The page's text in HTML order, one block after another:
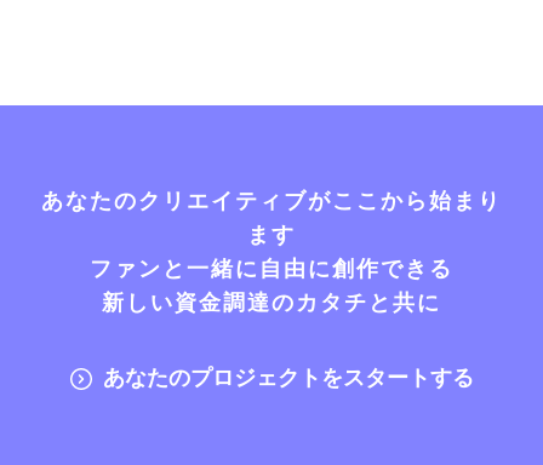
あなたのクリエイティブがここから始まり
ます
ファンと一緒に自由に創作できる
新しい資金調達のカタチと共に
あなたのプロジェクトをスタートする